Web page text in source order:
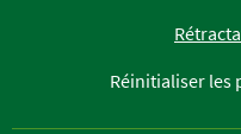
Réinitialiser les